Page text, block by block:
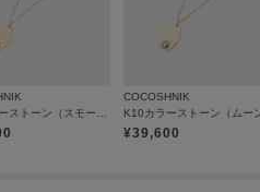
K10カラーストーン（スモーキークォーツ）オーバルプレート ネックレス
COCOSHNIK
¥39,600